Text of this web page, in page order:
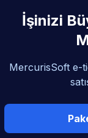
İşinizi
MercurisSoft e-